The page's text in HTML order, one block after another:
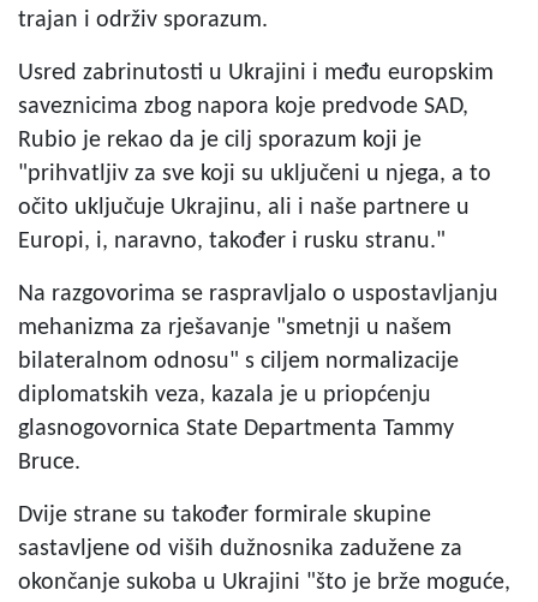
trajan i održiv sporazum.
Usred zabrinutosti u Ukrajini i među europskim
saveznicima zbog napora koje predvode SAD,
Rubio je rekao da je cilj sporazum koji je
"prihvatljiv za sve koji su uključeni u njega, a to
očito uključuje Ukrajinu, ali i naše partnere u
Europi, i, naravno, također i rusku stranu."
Na razgovorima se raspravljalo o uspostavljanju
mehanizma za rješavanje "smetnji u našem
bilateralnom odnosu" s ciljem normalizacije
diplomatskih veza, kazala je u priopćenju
glasnogovornica State Departmenta Tammy
Bruce.
Dvije strane su također formirale skupine
sastavljene od viših dužnosnika zadužene za
okončanje sukoba u Ukrajini "što je brže moguće,